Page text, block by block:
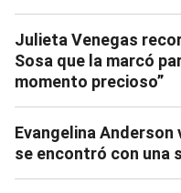
Julieta Venegas
Sosa que la marcó
momento precioso”
Evangelina
se encontró con una